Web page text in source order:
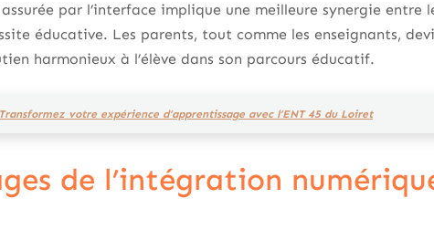
par l’interface implique une meilleure synergie entre
éducative. Les parents, tout comme les enseignants,
harmonieux à l’élève dans son parcours éducatif.
Transformez votre expérience d’apprentissage avec l’ENT 45 du Loiret
de l’intégration